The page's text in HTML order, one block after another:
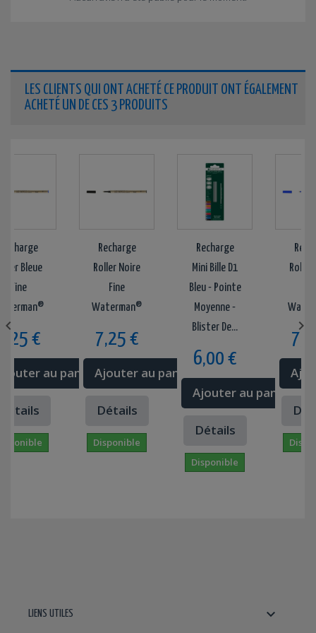
LES CLIENTS QUI ONT ACHETÉ CE PRODUIT ONT ÉGALEMENT
ACHETÉ UN DE CES 3 PRODUITS
au panier
Recharge
Roller Noire
Waterman®
7,25 €
Ajouter au panier
Détails
Disponible
Recharge
Mini Bille D1
Bleu - Pointe
Moyenne -
Blister De...
6,00 €
Ajouter au panier
Détails
Disponible
Recharge
Roller Bleue
Waterman®
7,25 €
Ajouter
Détails
Disponible
 
LIENS UTILES 